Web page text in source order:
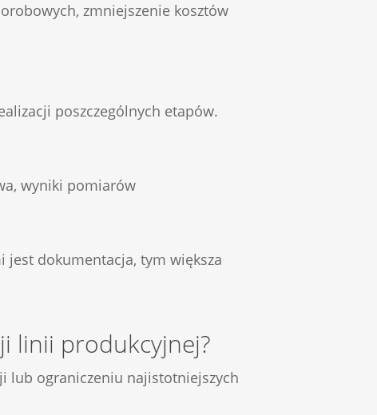
zmniejszenie kosztów
poszczególnych etapów.
wyniki pomiarów
jest dokumentacja, tym większa
linii produkcyjnej?
lub ograniczeniu najistotniejszych